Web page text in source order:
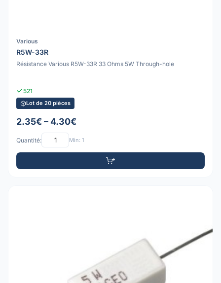
Various
R5W-33R
Résistance Various R5W-33R 33 Ohms 5W Through-hole
521
Lot de 20 pièces
2.35€ – 4.30€
Quantité: Min: 1